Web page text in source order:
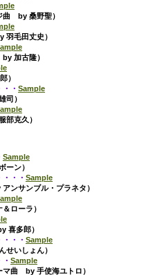
曲 by 桑野聖）
羽毛田丈史）
加古隆）
）
・ Sample
司）
部克久）
Sample
ーン）
・・ Sample
ンサンブル・プラネタ）
ローラ）
喜多郎）
・・ Sample
せいしょん）
Sample
マ曲 by 手使海ユトロ）